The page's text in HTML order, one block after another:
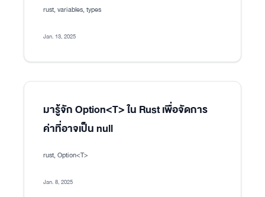
rust, variables, types
Jan. 13, 2025
มารู้จัก Option<T> ใน Rust เพื่อจัดการ
ค่าที่อาจเป็น null
rust, Option<T>
Jan. 8, 2025